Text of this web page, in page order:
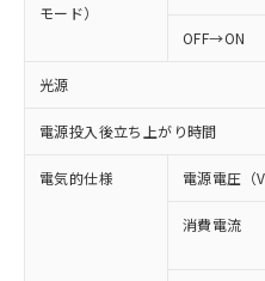
モード）
OFF→ON
光源
電源投入後立ち上がり時間
電気的仕様 電源電圧（
消費電流